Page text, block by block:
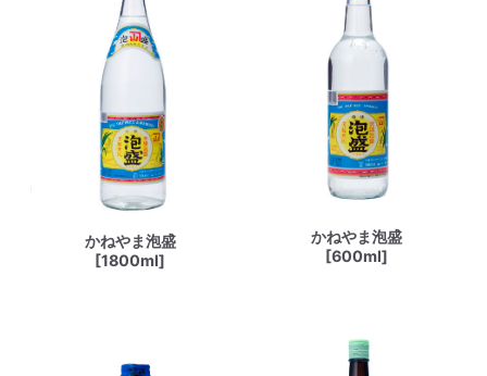
かねやま泡盛
[1800ml]
かねやま泡盛
[600ml]